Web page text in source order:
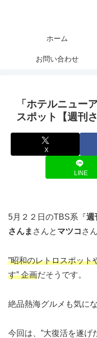
ホーム
お問い合わせ
「ホテルニュー
スポット【週刊
X
LINE
5月２２日のTBS系『週
さんま さんと マツコ さ
”昭和のレトロスポット
す” 企画だそうです。
絶品熱海グルメも気に
今回は、”大復活を遂げ